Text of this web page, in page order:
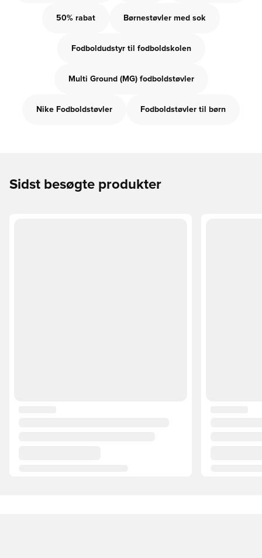
50% rabat Børnestøvler med sok
Fodboldudstyr til fodboldskolen
Multi Ground (MG) fodboldstøvler
Nike Fodboldstøvler Fodboldstøvler til børn
Sidst besøgte produkter